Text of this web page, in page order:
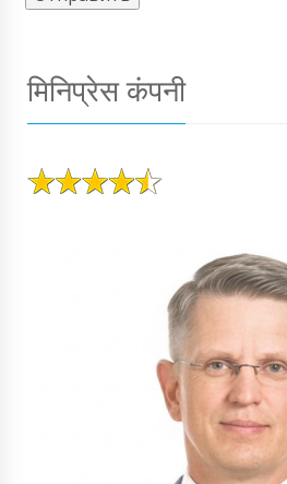
मिनिप्रेस कंपनी